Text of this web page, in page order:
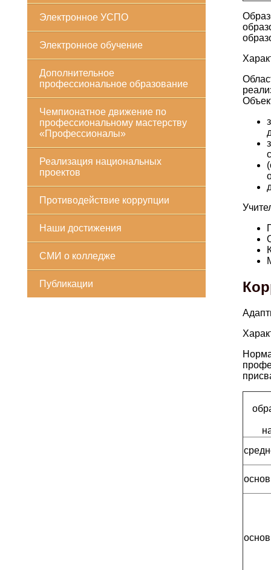
Электронное УСПО
Электронное обучение
Дополнительное
профессиональное образование
Чемпионатное движение по
профессиональному мастерству
«Профессионалы»
Реализация национальных
проектов
Противодействие коррупции
Наши достижения
СМИ о колледже
Публикации